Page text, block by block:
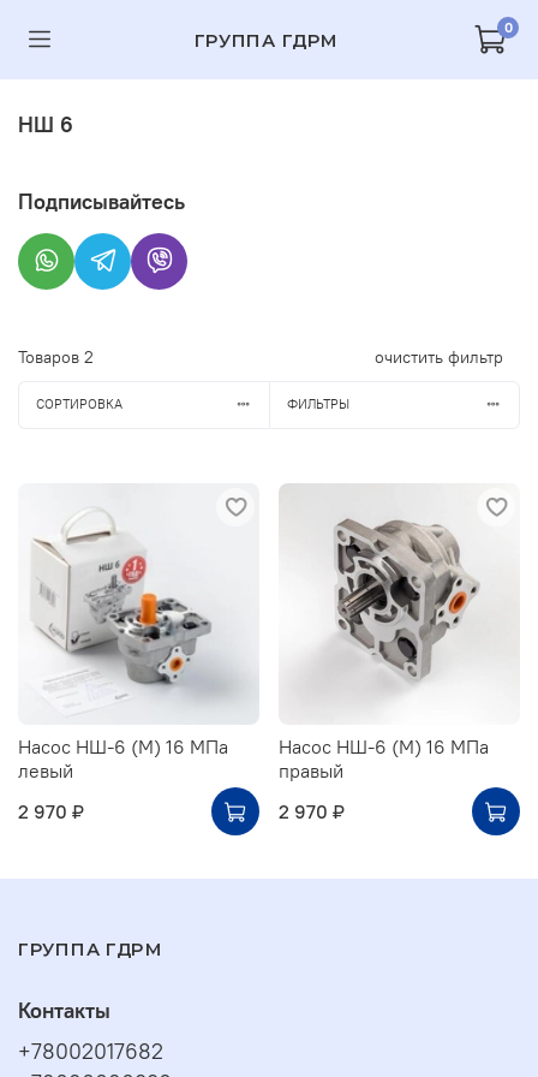
ГРУППА ГДРМ
0
НШ 6
Товаров 2 очистить фильтр
СОРТИРОВКА ФИЛЬТРЫ
Насос НШ-6 (М) 16 МПа
левый
2 970 ₽
Насос НШ-6 (М) 16 МПа
правый
2 970 ₽
Подписывайтесь
ГРУППА ГДРМ
Контакты
+78002017682